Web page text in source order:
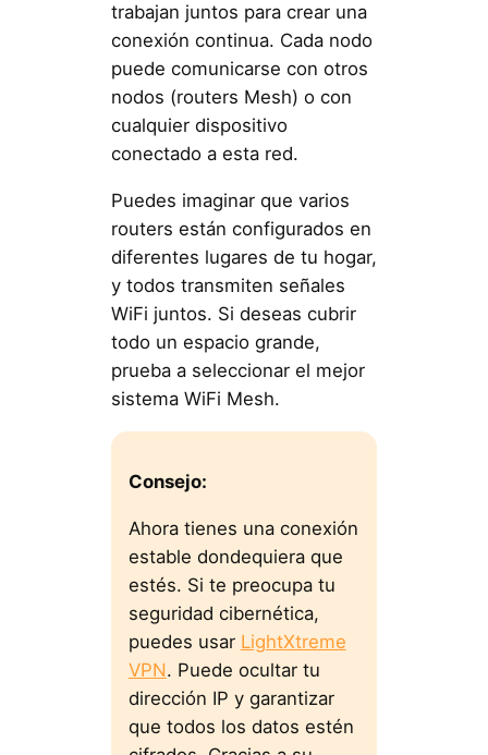
trabajan juntos para crear una
conexión continua. Cada nodo
puede comunicarse con otros
nodos (routers Mesh) o con
cualquier dispositivo
conectado a esta red.
Puedes imaginar que varios
routers están configurados en
diferentes lugares de tu hogar,
y todos transmiten señales
WiFi juntos. Si deseas cubrir
todo un espacio grande,
prueba a seleccionar el mejor
sistema WiFi Mesh.
Consejo:
Ahora tienes una conexión
estable dondequiera que
estés. Si te preocupa tu
seguridad cibernética,
puedes usar LightXtreme
VPN. Puede ocultar tu
dirección IP y garantizar
que todos los datos estén